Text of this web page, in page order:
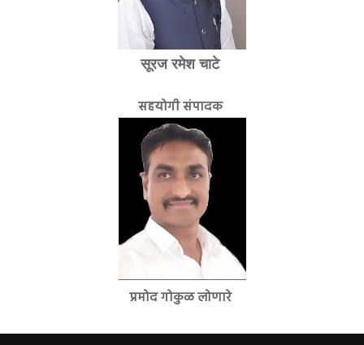
सूरज रमेश चाटे
सहयोगी संपादक
प्रमोद गोकुळ लोणारे